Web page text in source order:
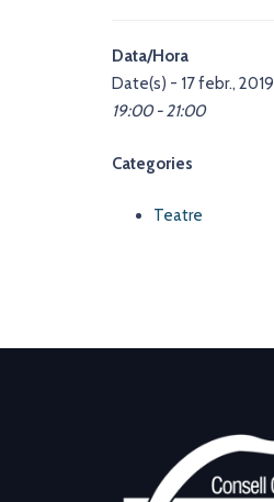
Data/Hora
Date(s) - 17 febr., 2019
19:00 - 21:00
Categories
Teatre